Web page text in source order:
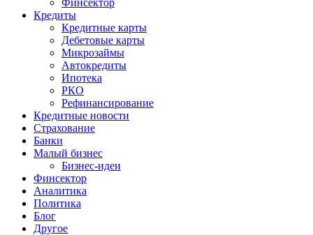
Финсектор
Кредиты
Кредитные карты
Дебетовые карты
Микрозаймы
Автокредиты
Ипотека
РКО
Рефинансирование
Кредитные новости
Страхование
Банки
Малый бизнес
Бизнес-идеи
Финсектор
Аналитика
Политика
Блог
Другое